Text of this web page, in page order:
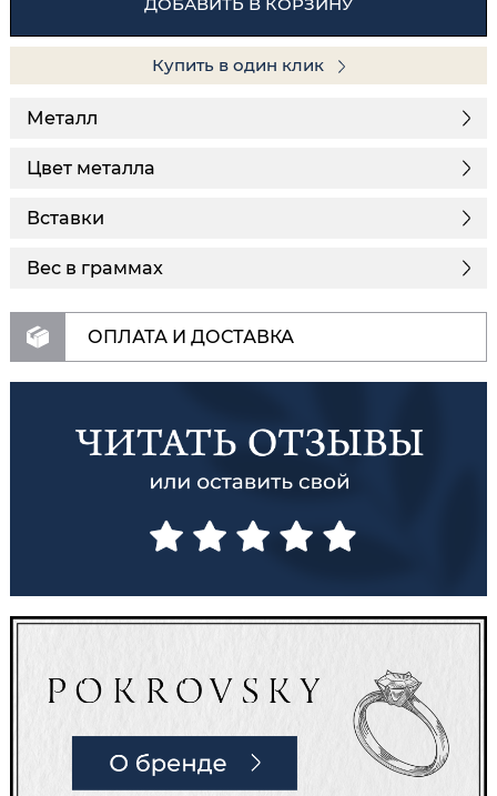
ДОБАВИТЬ В КОРЗИНУ
Купить в один клик
Металл
Цвет металла
Вставки
Вес в граммах
ОПЛАТА И ДОСТАВКА